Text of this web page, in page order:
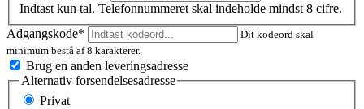
Indtast kun tal. Telefonnummeret skal indeholde mindst 8 cifre.
Adgangskode*
Dit kodeord skal
minimum bestå af 8 karakterer.
Brug en anden leveringsadresse
Alternativ forsendelsesadresse
Privat